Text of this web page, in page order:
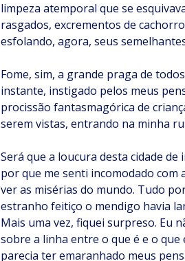
limpeza atemporal que se
rasgados, excrementos de
esfolando, agora, seus
Fome, sim, a grande praga de
instante, instigado pelos meus
procissão fantasmagórica de
serem vistas, entrando na minha
Será que a loucura desta cidade
por que me senti incomodado com
ver as misérias do mundo. Tudo
estranho feitiço o mendigo havia
Mais uma vez, fiquei surpreso. Eu
sobre a linha entre o que é e o que
parecia ter emaranhado meus